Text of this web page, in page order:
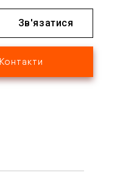
Зв'язатися
Контакти